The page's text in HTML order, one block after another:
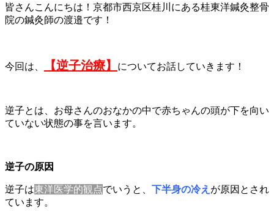
皆さんこんにちは！京都市西京区桂川にある桂東洋鍼灸整骨
院の鍼灸師の渡邉です！
今回は、 【逆子治療】 についてお話していきます！
逆子とは、お母さんのおなかの中で赤ちゃんの頭が下を向い
ていない状態の事を言います。
逆子の原因
逆子は東洋医学的観点でいうと、 下半身の冷え が原因とされ
ています。